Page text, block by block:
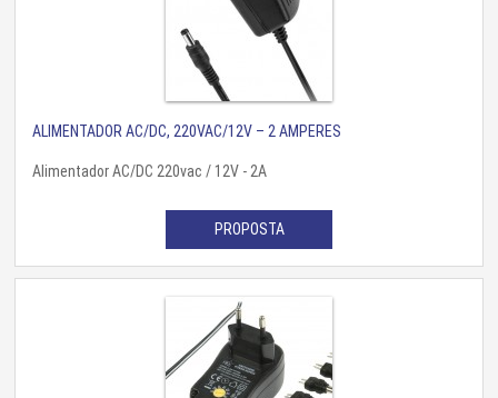
ALIMENTADOR AC/DC, 220VAC/12V – 2 AMPERES
Alimentador AC/DC 220vac / 12V - 2A
PROPOSTA